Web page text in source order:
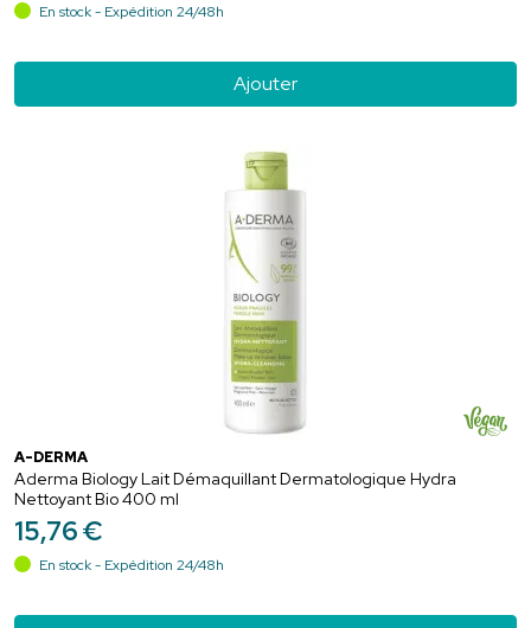
En stock - Expédition 24/48h
Ajouter
A-DERMA
Aderma Biology Lait Démaquillant Dermatologique Hydra
Nettoyant Bio 400 ml
15,76€
En stock - Expédition 24/48h